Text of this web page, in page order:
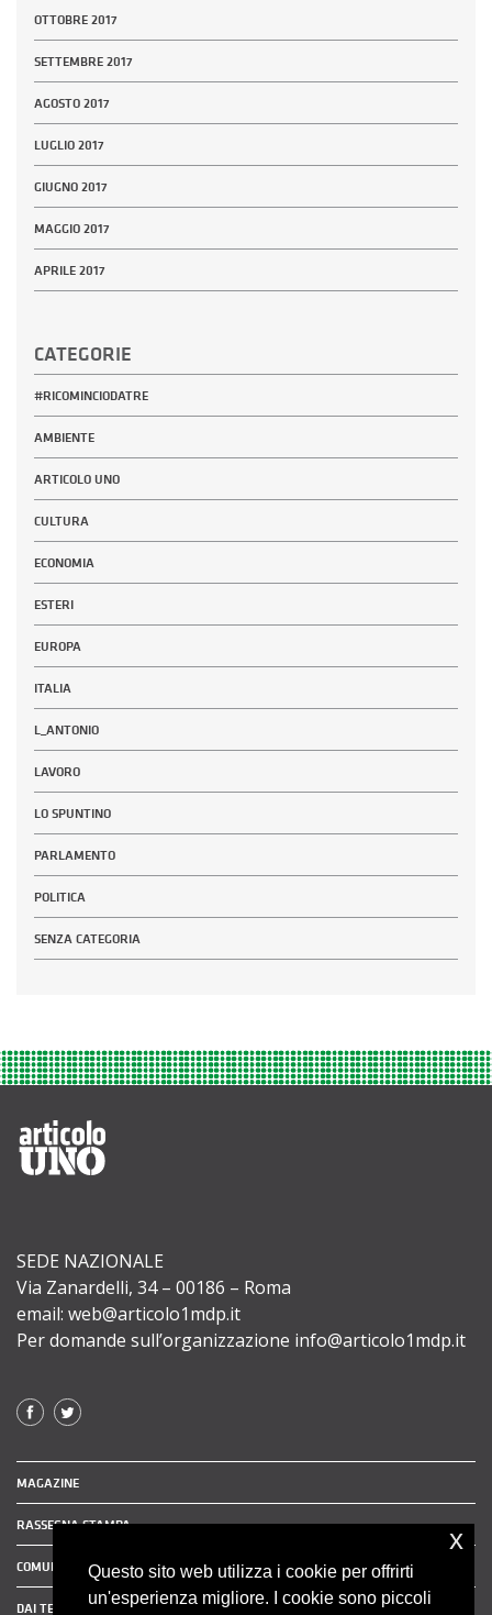
OTTOBRE 2017
SETTEMBRE 2017
AGOSTO 2017
LUGLIO 2017
GIUGNO 2017
MAGGIO 2017
APRILE 2017
CATEGORIE
#RICOMINCIODATRE
AMBIENTE
ARTICOLO UNO
CULTURA
ECONOMIA
ESTERI
EUROPA
ITALIA
L_ANTONIO
LAVORO
LO SPUNTINO
PARLAMENTO
POLITICA
SENZA CATEGORIA
SEDE NAZIONALE
Via Zanardelli, 34 – 00186 – Roma
email: web@articolo1mdp.it
Per domande sull’organizzazione info@articolo1mdp.it
MAGAZINE
RASSEGNA STAMPA
COMUNICATI STAMPA
DAI TERRITORI
Questo sito web utilizza i cookie per offrirti
un'esperienza migliore. I cookie sono piccoli
x